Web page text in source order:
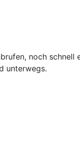
noch
unterwegs.